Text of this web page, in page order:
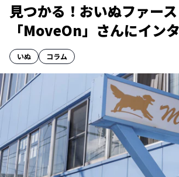
見つかる！おいぬファー
「MoveOn」さんにイン
いぬ コラム